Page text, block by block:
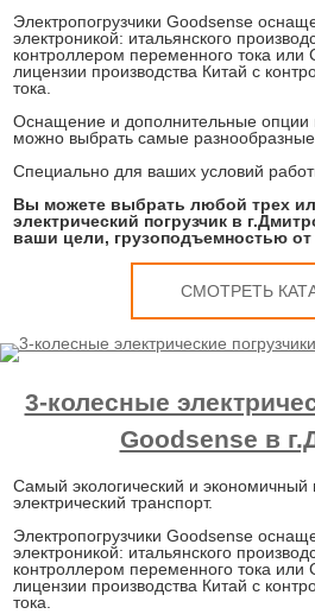
Электропогрузчики Goodsense
электроникой: итальянского
контроллером переменного тока или
лицензии производства Китай с
тока.
Оснащение и дополнительные опции
можно выбрать самые
Специально для ваших условий
Вы можете выбрать любой трех
электрический погрузчик в
ваши цели, грузоподъемностью от
СМОТРЕТЬ
3-колесные
Goodsense в
Самый экологический и экономичный
электрический транспорт.
Электропогрузчики Goodsense
электроникой: итальянского
контроллером переменного тока или
лицензии производства Китай с
тока.